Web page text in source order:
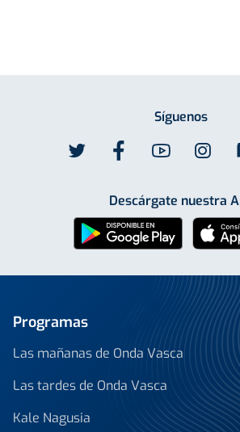
Síguenos
Descárgate nuestra
Programas
Las mañanas de Onda Vasca
Las tardes de Onda Vasca
Kale Nagusia